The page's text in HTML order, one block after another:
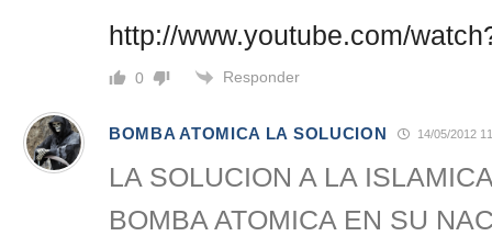
http://www.youtube.com/
0 Responder
BOMBA ATOMICA LA SOLUCION 14/05/2012
LA SOLUCION A LA
BOMBA ATOMICA EN SU